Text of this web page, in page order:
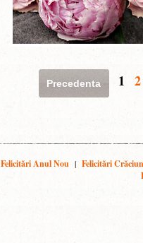
Precedenta 1 2
Felicitări Anul Nou | Felicitări